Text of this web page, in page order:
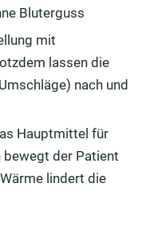
Bluterguss
mit
lassen die
nach und
Hauptmittel für
bewegt der Patient
lindert die